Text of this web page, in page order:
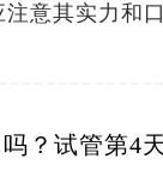
意其实力和
？试管第4